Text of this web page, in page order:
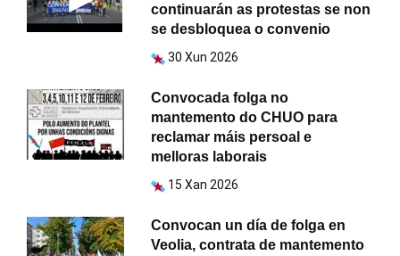
continuarán as protestas se non
se desbloquea o convenio
30 Xun 2026
Convocada folga no
mantemento do CHUO para
reclamar máis persoal e
melloras laborais
15 Xan 2026
Convocan un día de folga en
Veolia, contrata de mantemento